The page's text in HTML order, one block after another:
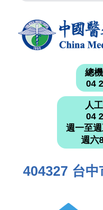
總
04
人
04
週一至
週六
404327 台